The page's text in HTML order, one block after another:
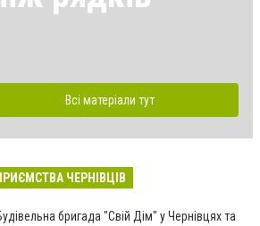
Всі матеріали тут
ЧЕРНІВЦІВ
бригада "Свій Дім" у Чернівцях та